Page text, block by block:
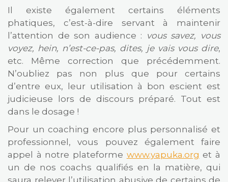
Il existe également certains éléments
phatiques, c’est-à-dire servant à maintenir
l’attention de son audience : vous savez, vous
voyez, hein, n’est-ce-pas, dites, je vais vous dire,
etc. Même correction que précédemment.
N’oubliez pas non plus que pour certains
d’entre eux, leur utilisation à bon escient est
judicieuse lors de discours préparé. Tout est
dans le dosage !
Pour un coaching encore plus personnalisé et
professionnel, vous pouvez également faire
appel à notre plateforme www.yapuka.org et à
un de nos coachs qualifiés en la matière, qui
saura relever l’utilisation abusive de certains de